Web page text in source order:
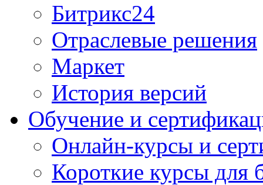
Битрикс24
Отраслевые решения
Маркет
История версий
Обучение и
Онлайн-курсы и
Короткие курсы для